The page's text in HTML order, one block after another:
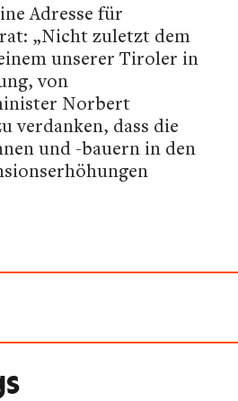
Adresse für
„Nicht zuletzt dem
unserer Tiroler in
von
Norbert
verdanken, dass die
und -bauern in den